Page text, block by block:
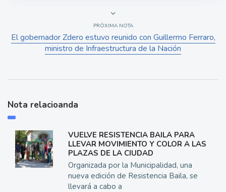
PRÓXIMA NOTA
El gobernador Zdero estuvo reunido con Guillermo Ferraro,
ministro de Infraestructura de la Nación
Nota relacioanda
VUELVE RESISTENCIA BAILA PARA
LLEVAR MOVIMIENTO Y COLOR A LAS
PLAZAS DE LA CIUDAD
Organizada por la Municipalidad, una
nueva edición de Resistencia Baila, se
llevará a cabo a